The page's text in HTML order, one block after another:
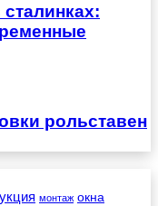
рольставен
монтаж окна